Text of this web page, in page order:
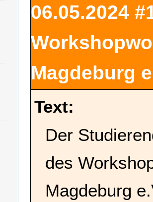
06.05.2024
Magdeburg
Text:
Der
des
Magdeburg